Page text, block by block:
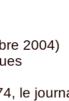
2004)
le